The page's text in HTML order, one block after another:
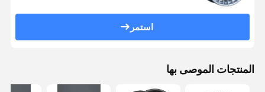
استمر
المنتجات الموصى بها